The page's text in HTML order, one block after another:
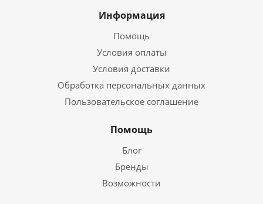
Информация
Помощь
Условия оплаты
Условия доставки
Обработка персональных данных
Пользовательское соглашение
Помощь
Блог
Бренды
Возможности